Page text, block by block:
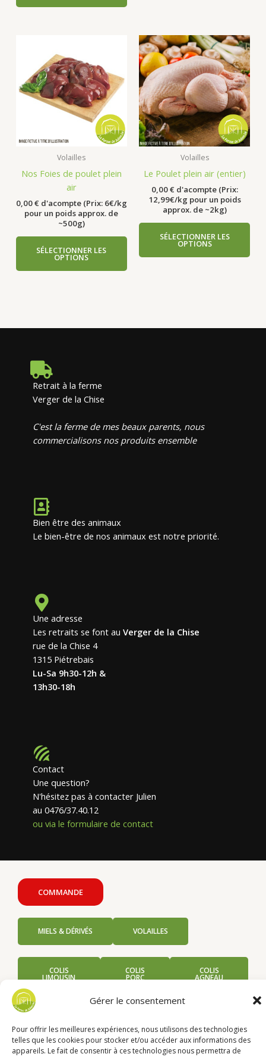
Gérer le consentement
Pour offrir les meilleures expériences, nous utilisons des technologies
telles que les cookies pour stocker et/ou accéder aux informations des
appareils. Le fait de consentir à ces technologies nous permettra de
Volailles
Nos Foies de poulet plein
air
0,00€ d'acompte (Prix: 6€/kg
pour un poids approx. de
~500g)
SÉLECTIONNER LES
OPTIONS
Volailles
Le Poulet plein air (entier)
0,00€ d'acompte (Prix:
12,99€/kg pour un poids
approx. de ~2kg)
SÉLECTIONNER LES
OPTIONS
Retrait à la ferme
Verger de la Chise
C'est la ferme de mes beaux parents, nous
commercialisons nos produits ensemble
Bien être des animaux
Le bien-être de nos animaux est notre priorité.
Une adresse
Les retraits se font au Verger de la Chise
rue de la Chise 4
1315 Piétrebais
Lu-Sa 9h30-12h &
13h30-18h
Contact
Une question?
N'hésitez pas à contacter Julien
au 0476/37.40.12
ou via le formulaire de contact
COMMANDE
MIELS & DÉRIVÉS VOLAILLES
COLIS
LIMOUSIN
COLIS
PORC
COLIS
AGNEAU